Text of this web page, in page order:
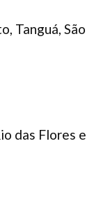
Tanguá, São
das Flores e